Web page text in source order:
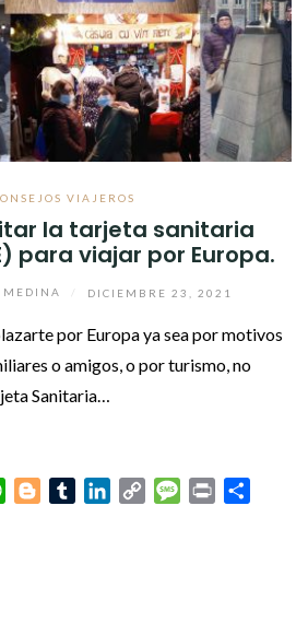
VIAJEROS
la tarjeta sanitaria
para viajar por Europa.
MEDINA DICIEMBRE 23, 2021
por Europa ya sea por motivos
o amigos, o por turismo, no
Sanitaria…
WhatsAppBloggerTumblrLinkedIn
Copy
Message
Print